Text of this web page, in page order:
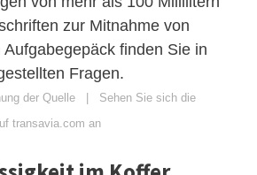
zur Mitnahme von
finden Sie in
Fragen.
der Quelle | Sehen Sie sich die
transavia.com an